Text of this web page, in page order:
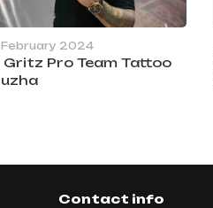
2024
Gritz Pro Team Tattoo
Contact info